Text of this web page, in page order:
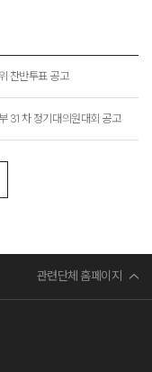
찬반투표 공고
31차 정기대의원대회 공고
관련단체 홈페이지